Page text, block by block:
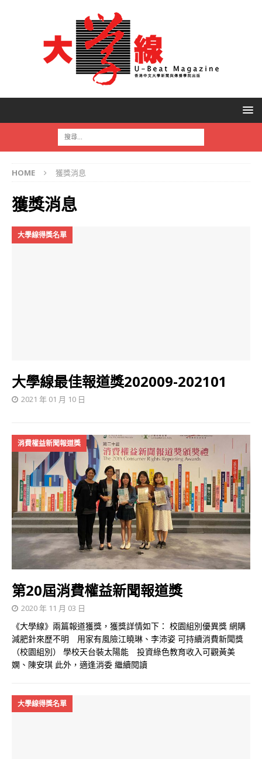
HOME 獲獎消息
獲獎消息
大學線得獎名單
大學線最佳報道獎202009-202101
2021 年 01 月 10 日
消費權益新聞報道獎
第20屆消費權益新聞報道獎
2020 年 11 月 03 日
《大學線》兩篇報道獲獎，獲獎詳情如下： 校園組別優異獎 網購
減肥針來歷不明 用家有風險江曉琳、李沛姿 可持續消費新聞獎
（校園組別） 學校天台裝太陽能 投資綠色教育收入可觀黃美
嫻、陳安琪 此外，適逢消委 繼續閱讀
大學線得獎名單